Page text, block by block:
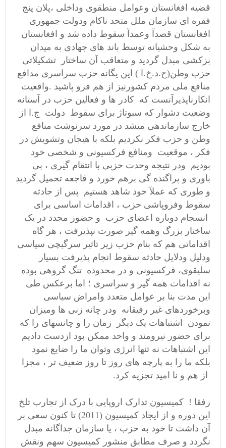
قضیه افغانستان وعوامل منطقوی وداخلی ،پلان پنج
فقره ای سازمان ملل متحد ناکام ودولت جمهوری
افغانستان قصدآ وعمدآ سقوط داده شد و افغانستان
به شکل وحشیانه توسط باند های جهادی به میدان
بزکشی مبدل گردید و متعاقب آن ساختار تشکیلاتی
حزب وطن(ح.د.خ.ا ) این یگانه حزب سراسری مدافع
منافع ملی مردم کشورنیز از هم فرو پاشید .واقعیت
انکارناپذیرآنست که کادر ها و فعالین حزب در آستانه
وضعیت دشوار که سبوتاژ برای سقوط دولت ج.ا از
خارج سازماندهی میشد در مورد سرنوشت منافع
وطن و حزب فکر نکردیم بلکه با هیجان وتشویش در
فکر ، موقعیت ومنافع فرکسیونی و شخصی خود
بودیم ودر نتیجه وحدت حزبی با انتقام گیری ، بی
باوری و پراگنده گی برهم خورد و فاجعه تحمیل گردید
و طوری که عملآ خود شاهد هستیم پس از حادثه
سقوط وفروپاشی حزب ، اقدامات اساسی برای
انسجام دوباره اعضای حزب و حضور مجدد در یک
ساختار بزرگ وهمه گیر صورت نپذیرفت ، هر گاه
اقداماتی هم که بنام حزب زیر تاثیر سرگیچی سیاسی
ودلیل ودلایل حادثه سقوط انجام پذیرفت بسیار
سلیقوی، فرکسیونی و در محدوده تنگ گروهی بوده
نه اقدامات همه گیر و سراسری ؛ اما برعکس طی
این مدت بنا بر عوامل متعدد وامراض سیاسی
وبرخوردهای غیر رفیقانه ودر چانه زنی ها ومیزان
نمودن اشتباهات یک دیگر زمان را و چانسهای را که
برای حضور نیرومند و واحد ممکن بود ازدست دادیم
این اشتباهات نه تنها انرژی وتوان ما را ضایع نمود
بلکه ما را به پارچه های روز تا روز ضعیف تر ، مجزا
از هم و نا امید تجزیه کرد.
رفقا ! کمیسیون تدارک اروپایی با درک از تجارب تلخ
این دوره و از ایجاد کمیسیون (2011) تا کنون سعی بر
آن داشت تا خود به حزب ، یا سازمان جداگانه مبدل
نگردد و صرف مطابق منشور کمیسیون سهم ونقش